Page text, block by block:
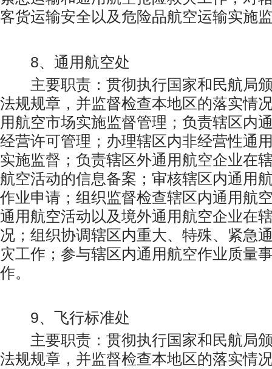
客货运输安全以及危险品航空运输实施
8、通用航空处
主要职责：贯彻执行国家和民航局
法规规章，并监督检查本地区的落实情
用航空市场实施监督管理；负责辖区内
经营许可管理；办理辖区内非经营性通
实施监督；负责辖区外通用航空企业在
航空活动的信息备案；审核辖区内通用
作业申请；组织监督检查辖区内通用航
通用航空活动以及境外通用航空企业在
况；组织协调辖区内重大、特殊、紧急
灾工作；参与辖区内通用航空作业质量
作。
9、飞行标准处
主要职责：贯彻执行国家和民航局
法规规章，并监督检查本地区的落实情